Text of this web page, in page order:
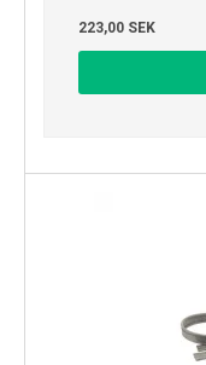
223,00 SEK